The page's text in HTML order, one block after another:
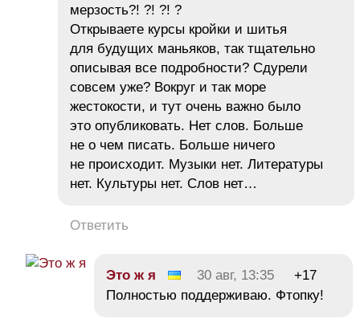
мерзость?! ?! ?! ?
Открываете курсы кройки и шитья
для будущих маньяков, так тщательно
описывая все подробности? Сдурели
совсем уже? Вокруг и так море
жестокости, и тут очень важно было
это опубликовать. Нет слов. Больше
не о чем писать. Больше ничего
не происходит. Музыки нет. Литературы
нет. Культуры нет. Слов нет…
Ответить
Это ж я 30 авг, 13:35
+17
Полностью поддерживаю. Фтопку!